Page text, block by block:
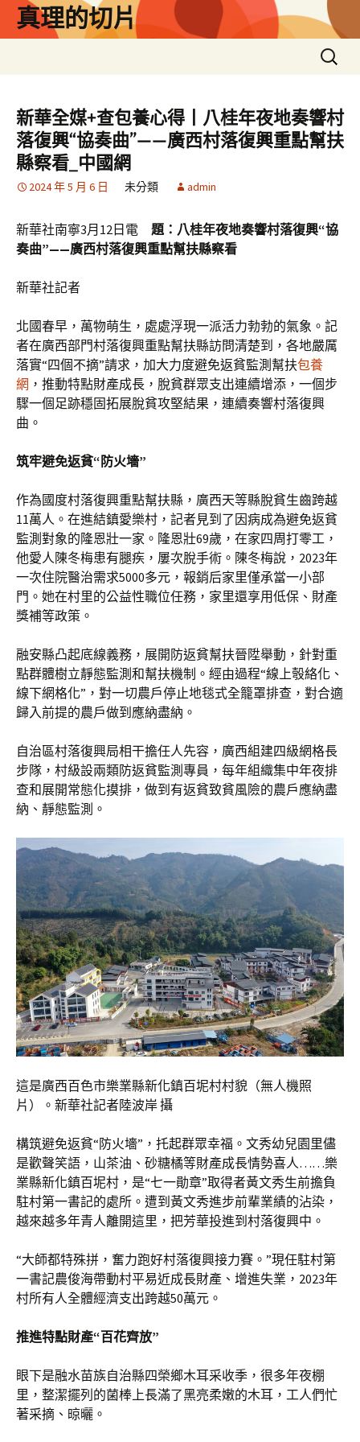
真理的切片
搜
尋
鍵
字:
新華全媒+查包養心得丨八桂年夜地奏響村
落復興“協奏曲”——廣西村落復興重點幫扶
縣察看_中國網
2024 年 5 月 6 日 未分類 admin
新華社南寧3月12日電 題：八桂年夜地奏響村落復興“協
奏曲”——廣西村落復興重點幫扶縣察看
新華社記者
北國春早，萬物萌生，處處浮現一派活力勃勃的氣象。記
者在廣西部門村落復興重點幫扶縣訪問清楚到，各地嚴厲
落實“四個不摘”請求，加大力度避免返貧監測幫扶包養
網 ，推動特點財產成長，脫貧群眾支出連續增添，一個步
驟一個足跡穩固拓展脫貧攻堅結果，連續奏響村落復興
曲。
筑牢避免返貧“防火墻”
作為國度村落復興重點幫扶縣，廣西天等縣脫貧生齒跨越
11萬人。在進結鎮愛樂村，記者見到了因病成為避免返貧
監測對象的隆恩壯一家。隆恩壯69歲，在家四周打零工，
他愛人陳冬梅患有腿疾，屢次脫手術。陳冬梅說，2023年
一次住院醫治需求5000多元，報銷后家里僅承當一小部
門。她在村里的公益性職位任務，家里還享用低保、財產
獎補等政策。
融安縣凸起底線義務，展開防返貧幫扶晉陞舉動，針對重
點群體樹立靜態監測和幫扶機制。經由過程“線上彀絡化、
線下網格化”，對一切農戶停止地毯式全籠罩排查，對合適
歸入前提的農戶做到應納盡納。
自治區村落復興局相干擔任人先容，廣西組建四級網格長
步隊，村級設兩類防返貧監測專員，每年組織集中年夜排
查和展開常態化摸排，做到有返貧致貧風險的農戶應納盡
納、靜態監測。
這是廣西百色市樂業縣新化鎮百坭村村貌（無人機照
片）。新華社記者陸波岸 攝
構筑避免返貧“防火墻”，托起群眾幸福。文秀幼兒園里儘
是歡聲笑語，山茶油、砂糖橘等財產成長情勢喜人……樂
業縣新化鎮百坭村，是“七一勛章”取得者黃文秀生前擔負
駐村第一書記的處所。遭到黃文秀進步前輩業績的沾染，
越來越多年青人離開這里，把芳華投進到村落復興中。
“大師都特殊拼，奮力跑好村落復興接力賽。”現任駐村第
一書記農俊海帶動村平易近成長財產、增進失業，2023年
村所有人全體經濟支出跨越50萬元。
推進特點財產“百花齊放”
眼下是融水苗族自治縣四榮鄉木耳采收季，很多年夜棚
里，整潔擺列的菌棒上長滿了黑亮柔嫩的木耳，工人們忙
著采摘、晾曬。